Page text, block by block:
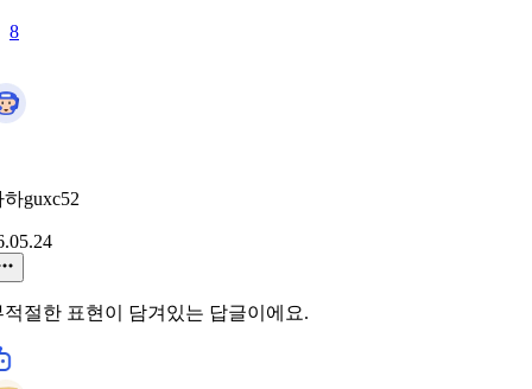
8
하guxc52
적절한 표현이 담겨있는 답글이에요.